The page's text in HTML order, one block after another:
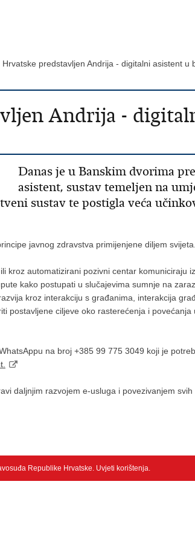
Hrvatske predstavljen Andrija - digitalni asistent
Andrija -
Danas je u Banskim dvorima
asistent, sustav temeljen na
sustav te postigla veća
javnog zdravstva primijenjene diljem svijeta.
automatizirani pozivni centar komuniciraju
kako postupati u slučajevima sumnje na
kroz interakciju s građanima, interakcija
postavljene ciljeve oko rasterećenja i
na broj +385 99 775 3049 koji je
daljnjim razvojem e-usluga i povezivanjem
Republike Hrvatske. Uvjeti korištenja.